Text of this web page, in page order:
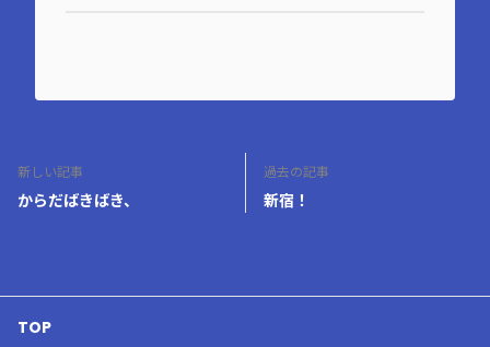
新しい記事
からだばきばき、
過去の記事
新宿！
TOP